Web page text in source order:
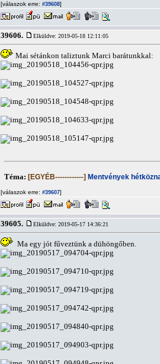
[válaszok erre: #39608]
39606. Elküldve: 2019-05-18 12:11:05
Mai sétánkon taliztunk Marci barátunkkal:
Téma: [EGYÉB------------] Mentvények
[válaszok erre: #39607]
39605. Elküldve: 2019-05-17 14:36:21
Ma egy jót fűveztünk a dühöngőben.